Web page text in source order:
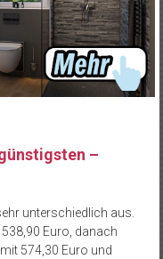
–
unterschiedlich aus.
Euro, danach
mit 574,30 Euro und